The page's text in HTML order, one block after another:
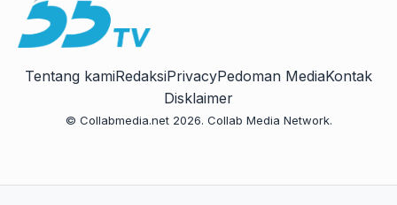
Tentang kamiRedaksiPrivacyPedoman MediaKontak
Disklaimer
© Collabmedia.net 2026. Collab Media Network.